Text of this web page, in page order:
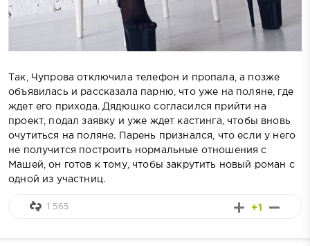
Так, Чупрова отключила телефон и пропала, а позже
объявилась и рассказала парню, что уже на поляне, где
ждет его прихода. Дядюшко согласился прийти на
проект, подал заявку и уже ждет кастинга, чтобы вновь
очутиться на поляне. Парень признался, что если у него
не получится построить нормальные отношения с
Машей, он готов к тому, чтобы закрутить новый роман с
одной из участниц.
+1
1 565